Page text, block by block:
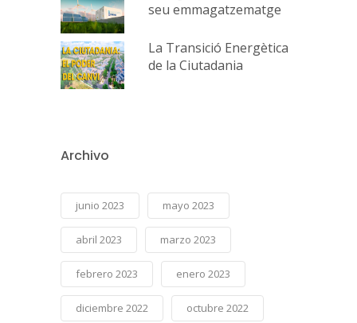
seu emmagatzematge
La Transició Energètica
de la Ciutadania
Archivo
junio 2023 mayo 2023
abril 2023 marzo 2023
febrero 2023 enero 2023
diciembre 2022 octubre 2022